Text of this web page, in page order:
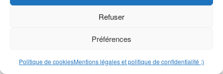
Refuser
Préférences
Politique de cookiesMentions légales et politique de confidentialité ;)